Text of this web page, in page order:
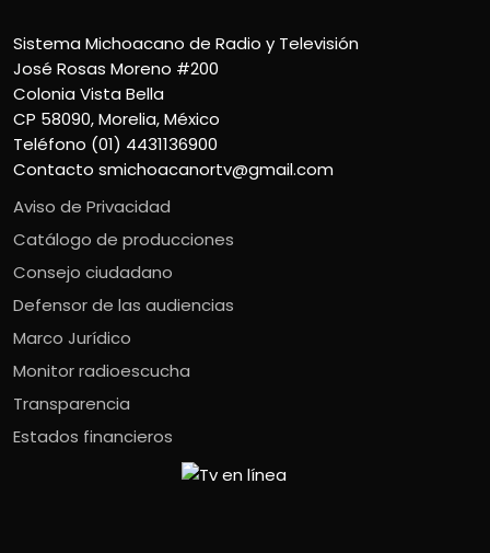
Sistema Michoacano de Radio y Televisión
José Rosas Moreno #200
Colonia Vista Bella
CP 58090, Morelia, México
Teléfono (01) 4431136900
Contacto smichoacanortv@gmail.com
Aviso de Privacidad
Catálogo de producciones
Consejo ciudadano
Defensor de las audiencias
Marco Jurídico
Monitor radioescucha
Transparencia
Estados financieros